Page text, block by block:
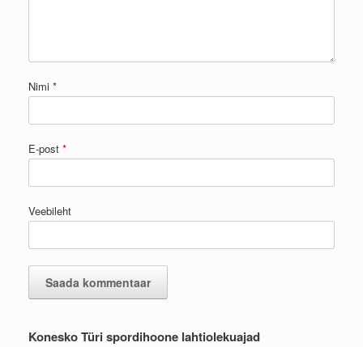
Nimi *
E-post *
Veebileht
Konesko Türi spordihoone lahtiolekuajad